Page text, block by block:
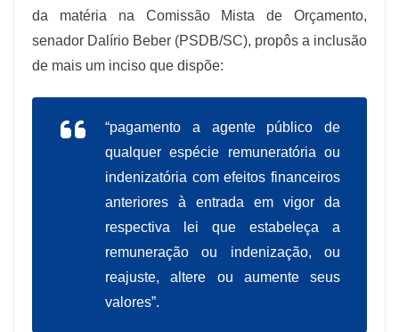
da matéria na Comissão Mista de Orçamento,
senador Dalírio Beber (PSDB/SC), propôs a inclusão
de mais um inciso que dispõe:
“pagamento a agente público de
qualquer espécie remuneratória ou
indenizatória com efeitos financeiros
anteriores à entrada em vigor da
respectiva lei que estabeleça a
remuneração ou indenização, ou
reajuste, altere ou aumente seus
valores”.